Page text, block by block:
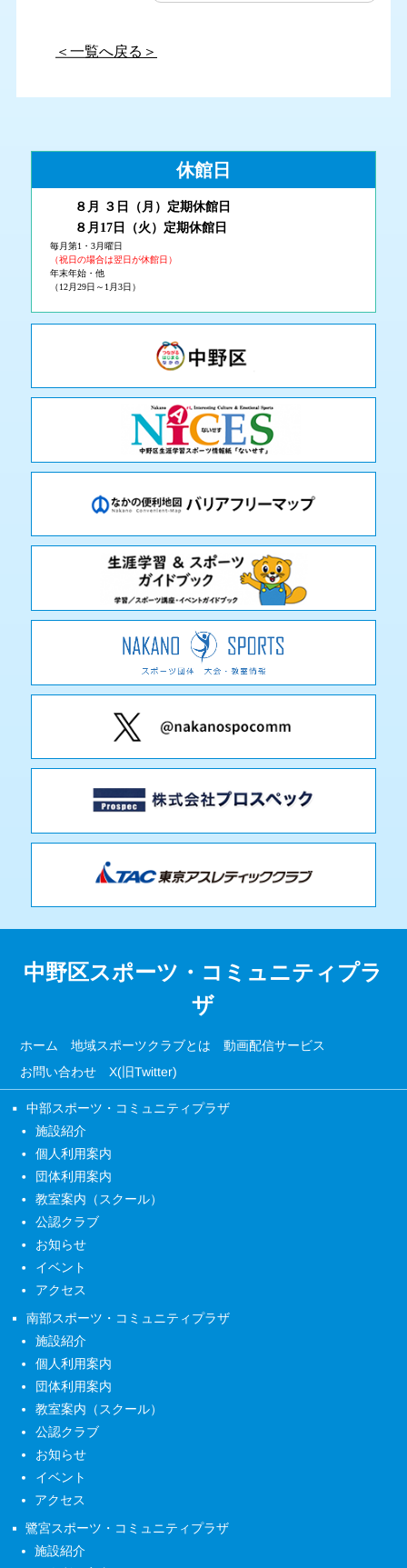
＜一覧へ戻る＞
休館日
８月 ３ 日（月 ） 定期休館日
８月17日（火 ）定期休館日
毎月第1・3月曜日
（祝日の場合は翌日が休館日）
年末年始・他
（12月29日～1月3日）
中野区スポーツ・コミュニティプラ
ザ
ホーム 地域スポーツクラブとは 動画配信サービス
お問い合わせ X(旧Twitter)
中部スポーツ・コミュニティプラザ
施設紹介
個人利用案内
団体利用案内
教室案内（スクール）
公認クラブ
お知らせ
イベント
アクセス
南部スポーツ・コミュニティプラザ
施設紹介
個人利用案内
団体利用案内
教室案内（スクール）
公認クラブ
お知らせ
イベント
アクセス
鷺宮スポーツ・コミュニティプラザ
施設紹介